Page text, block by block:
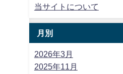
当サイトについて
月別
2026年3月
2025年11月